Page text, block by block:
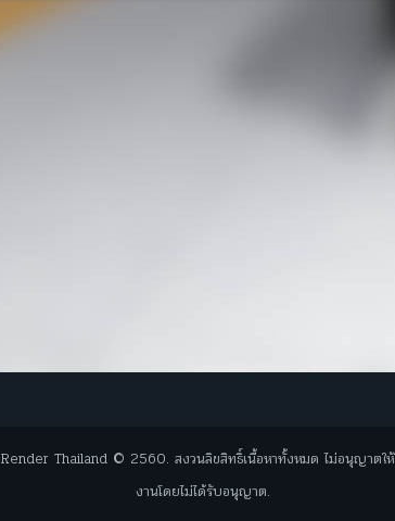
Render Thailand © 2560. สงวนลิขสิทธิ์เนื้อหาทั้งหมด ไม่อนุญาตให้
งานโดยไม่ได้รับอนุญาต.